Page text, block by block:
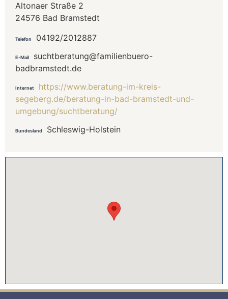
Altonaer Straße 2
24576 Bad Bramstedt
Telefon 04192/2012887
E-Mail
suchtberatung@familienbuero-
badbramstedt.de
Internet
https://www.beratung-im-kreis-
segeberg.de/beratung-in-bad-bramstedt-und-
umgebung/suchtberatung/
Bundesland Schleswig-Holstein